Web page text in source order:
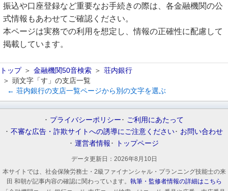
振込や口座登録など重要なお手続きの際は、各金融機関の公
式情報もあわせてご確認ください。
本ページは実務での利用を想定し、情報の正確性に配慮して
掲載しています。
トップ 金融機関50音検索
荘内銀行
頭文字「す」の支店一覧
← 荘内銀行の支店一覧ページから別の文字を選ぶ
プライバシーポリシー
ご利用にあたって
不審な広告・詐欺サイトへの誘導にご注意ください
お問い合わせ
運営者情報
トップページ
データ更新日： 2026年8月10日
本サイトでは、社会保険労務士・2級ファイナンシャル・プランニング技能士の来
田 和朝が記事内容の確認に関わっています。 執筆・監修者情報の詳細はこちら